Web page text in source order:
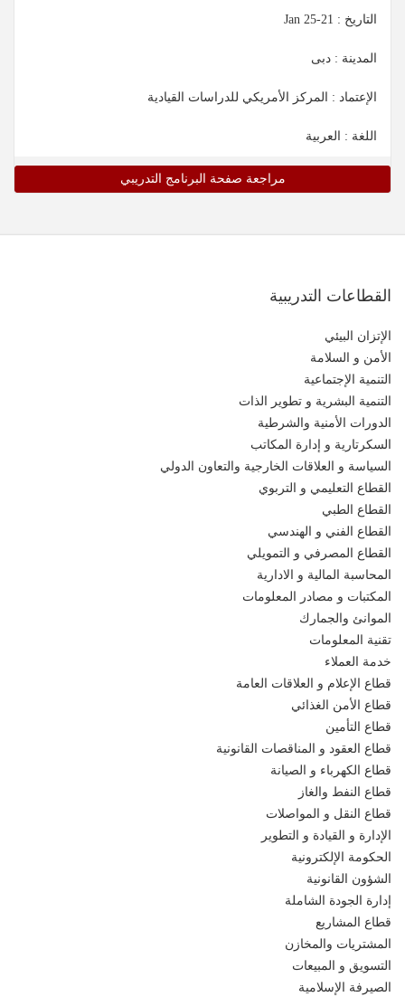
التاريخ : 21-25 Jan
المدينة : دبى
الإعتماد : المركز الأمريكي للدراسات القيادية
اللغة : العربية
مراجعة صفحة البرنامج التدريبي
القطاعات التدريبية
الإتزان البيئي
الأمن و السلامة
التنمية الإجتماعية
التنمية البشرية و تطوير الذات
الدورات الأمنية والشرطية
السكرتارية و إدارة المكاتب
السياسة و العلاقات الخارجية والتعاون الدولي
القطاع التعليمي و التربوي
القطاع الطبي
القطاع الفني و الهندسي
القطاع المصرفي و التمويلي
المحاسبة المالية و الادارية
المكتبات و مصادر المعلومات
الموانئ والجمارك
تقنية المعلومات
خدمة العملاء
قطاع الإعلام و العلاقات العامة
قطاع الأمن الغذائي
قطاع التأمين
قطاع العقود و المناقصات القانونية
قطاع الكهرباء و الصيانة
قطاع النفط والغاز
قطاع النقل و المواصلات
الإدارة و القيادة و التطوير
الحكومة الإلكترونية
الشؤون القانونية
إدارة الجودة الشاملة
قطاع المشاريع
المشتريات والمخازن
التسويق و المبيعات
الصيرفة الإسلامية